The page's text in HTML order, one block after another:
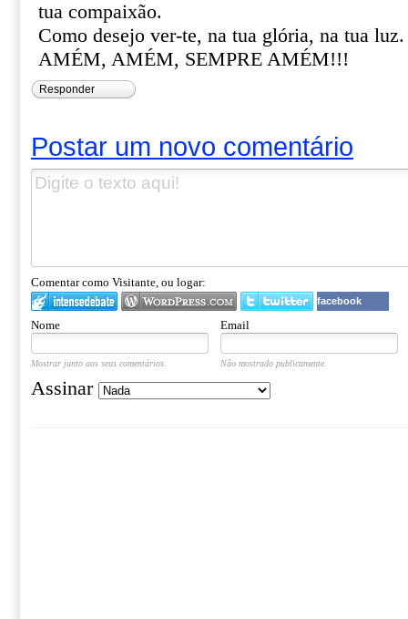
tua compaixão.
Como desejo ver-te, na tua glória, na tua luz.
AMÉM, AMÉM, SEMPRE AMÉM!!!
Responder
Postar um novo comentário
Comentar como Visitante, ou logar:
facebook
Nome Email
Mostrar junto aos seus comentários. Não mostrado publicamente.
Assinar